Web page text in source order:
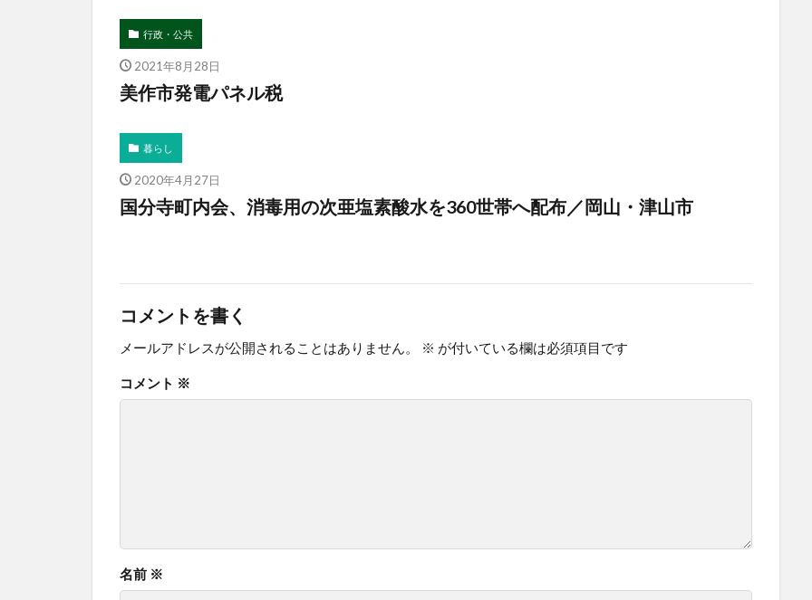
行政・公共
2021年8月28日
美作市発電パネル税
暮らし
2020年4月27日
国分寺町内会、消毒用の次亜塩素酸水を360世帯へ配布／岡山・津山市
コメントを書く
メールアドレスが公開されることはありません。 ※ が付いている欄は必須項目です
コメント ※
名前 ※